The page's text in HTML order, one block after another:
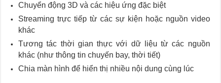
Chuyển động 3D và các hiệu ứng đặc biệt
Streaming trực tiếp từ các sự kiện hoặc nguồn video
khác
Tương tác thời gian thực với dữ liệu từ các nguồn
khác (như thông tin chuyến bay, thời tiết)
Chia màn hình để hiển thị nhiều nội dung cùng lúc